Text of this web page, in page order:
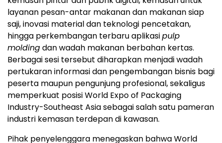
layanan pesan-antar makanan dan makanan siap
saji, inovasi material dan teknologi pencetakan,
hingga perkembangan terbaru aplikasipulp
moldingdan wadah makanan berbahan kertas.
Berbagai sesi tersebut diharapkan menjadi wadah
pertukaran informasi dan pengembangan bisnis bagi
peserta maupun pengunjung profesional, sekaligus
memperkuat posisi World Expo of Packaging
Industry-Southeast Asia sebagai salah satu pameran
industri kemasan terdepan di kawasan.
Pihak penyelenggara menegaskan bahwa World